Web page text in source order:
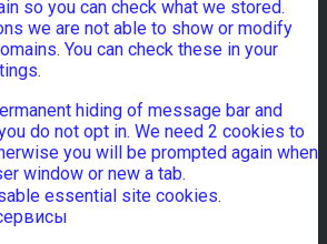
so you can check what we stored.
we are not able to show or modify
You can check these in your
hiding of message bar and
do not opt in. We need 2 cookies to
you will be prompted again when
window or new a tab.
essential site cookies.